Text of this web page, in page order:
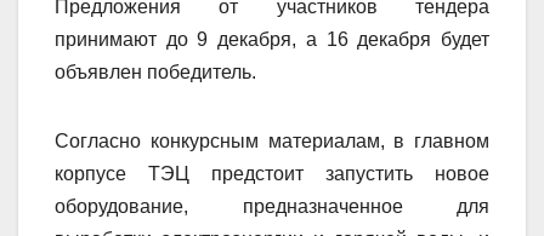
Предложения от участников тендера
принимают до 9 декабря, а 16 декабря будет
объявлен победитель.
Согласно конкурсным материалам, в главном
корпусе ТЭЦ предстоит запустить новое
оборудование, предназначенное для